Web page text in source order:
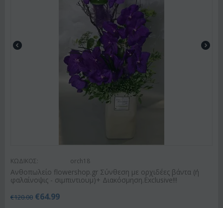
ΚΩΔΙΚΟΣ: orch18
Ανθοπωλείο flowershop.gr Σύνθεση με ορχιδέες βάντα (ή
φαλαίνοψις - σιμπιντιουμ)+ Διακόσμηση.Exclusive!!!
€120.00 €64.99